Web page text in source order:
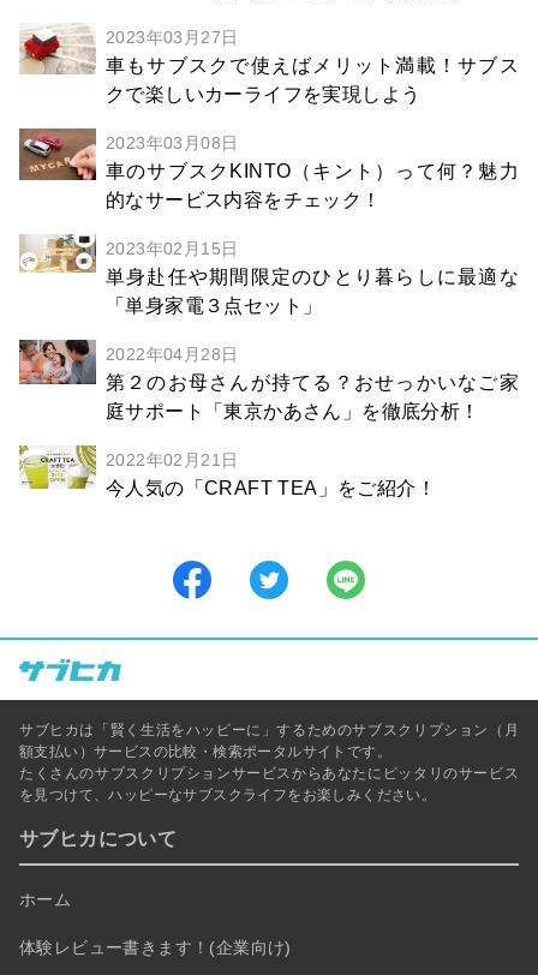
2023年03月27日
車もサブスクで使えばメリット満載！サブス
クで楽しいカーライフを実現しよう
2023年03月08日
車のサブスクKINTO（キント）って何？魅力
的なサービス内容をチェック！
2023年02月15日
単身赴任や期間限定のひとり暮らしに最適な
「単身家電３点セット」
2022年04月28日
第２のお母さんが持てる？おせっかいなご家
庭サポート「東京かあさん」を徹底分析！
2022年02月21日
今人気の「CRAFT TEA」をご紹介！
サブヒカは「賢く生活をハッピーに」するためのサブスクリプション（月
額支払い）サービスの比較・検索ポータルサイトです。
たくさんのサブスクリプションサービスからあなたにピッタリのサービス
を見つけて、ハッピーなサブスクライフをお楽しみください。
サブヒカについて
ホーム
体験レビュー書きます！(企業向け)